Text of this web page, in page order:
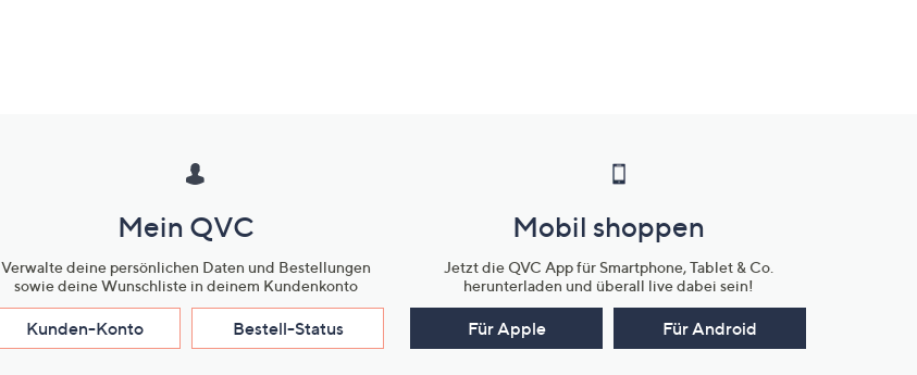
Mein QVC
Verwalte deine persönlichen Daten und Bestellungen
sowie deine Wunschliste in deinem Kundenkonto
Kunden-Konto Bestell-Status
Mobil shoppen
Jetzt die QVC App für Smartphone, Tablet & Co.
herunterladen und überall live dabei sein!
Für Apple Für Android